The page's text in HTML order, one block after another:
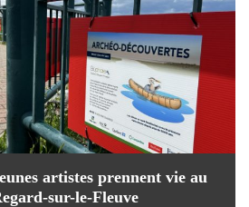
artistes prennent vie au
sur-le-Fleuve